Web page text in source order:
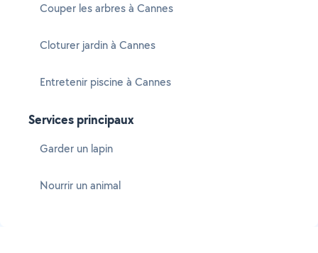
Couper les arbres à Cannes
Cloturer jardin à Cannes
Entretenir piscine à Cannes
Services principaux
Garder un lapin
Nourrir un animal